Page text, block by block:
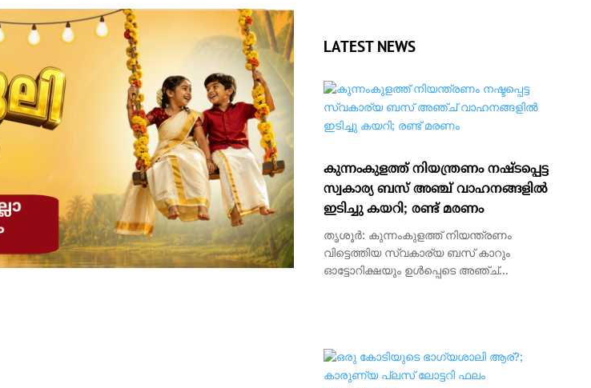
LATEST NEWS
കുന്നംകുളത്ത് നിയന്ത്രണം നഷ്ടപ്പെട്ട
സ്വകാര്യ ബസ് അഞ്ച് വാഹനങ്ങളിൽ
ഇടിച്ചു കയറി; രണ്ട് മരണം
തൃശൂർ: കുന്നംകുളത്ത് നിയന്ത്രണം
വിട്ടെത്തിയ സ്വകാര്യ ബസ് കാറും
ഓട്ടോറിക്ഷയും ഉൾപ്പെടെ അഞ്ച്...